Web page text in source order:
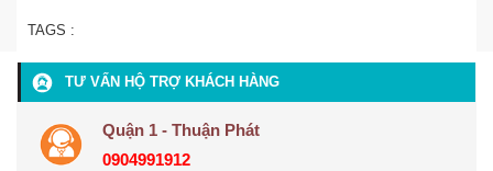
TAGS :
TƯ VẤN HỘ TRỢ KHÁCH HÀNG
Quận 1 - Thuận Phát
0904991912